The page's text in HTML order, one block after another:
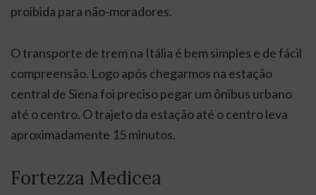
proibida para não-moradores.
O transporte de trem na Itália é bem simples e de fácil
compreensão. Logo após chegarmos na estação
central de Siena foi preciso pegar um ônibus urbano
até o centro. O trajeto da estação até o centro leva
aproximadamente 15 minutos.
Fortezza Medicea